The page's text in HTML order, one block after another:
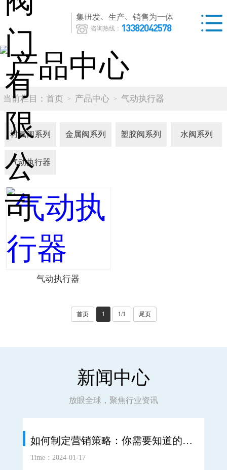
集研发、生产、销售为一体
咨询热线： 13382042578
当前栏目： 首页 产品中心 气动执行器
衬氟阀系列 金属阀系列 塑胶阀系列 水阀系列
气动执行器
气动执行器
首页 1 1/1 尾页
新闻中心
放眼全球，聚焦行业资讯
如何制定营销策略：你需要知道的一切
Time：2024-01-17